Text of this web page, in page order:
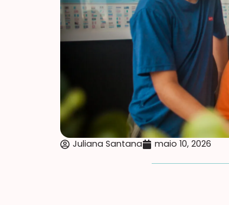
Juliana Santana maio 10, 2026